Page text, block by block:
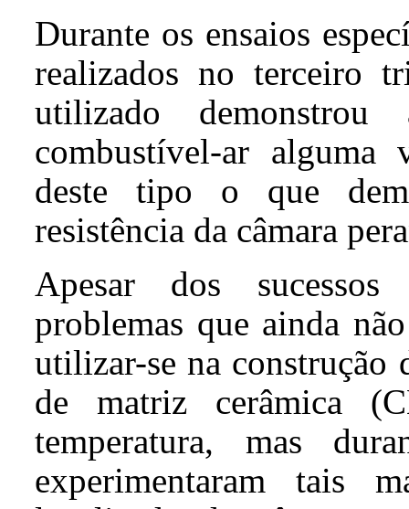
Durante os ensaios
realizados no terceiro
utilizado
combustível-ar alguma
deste tipo o que
resistência da câmara
Apesar dos
problemas que ainda
utilizar-se na construção
de matriz cerâmica
temperatura, mas
experimentaram tais